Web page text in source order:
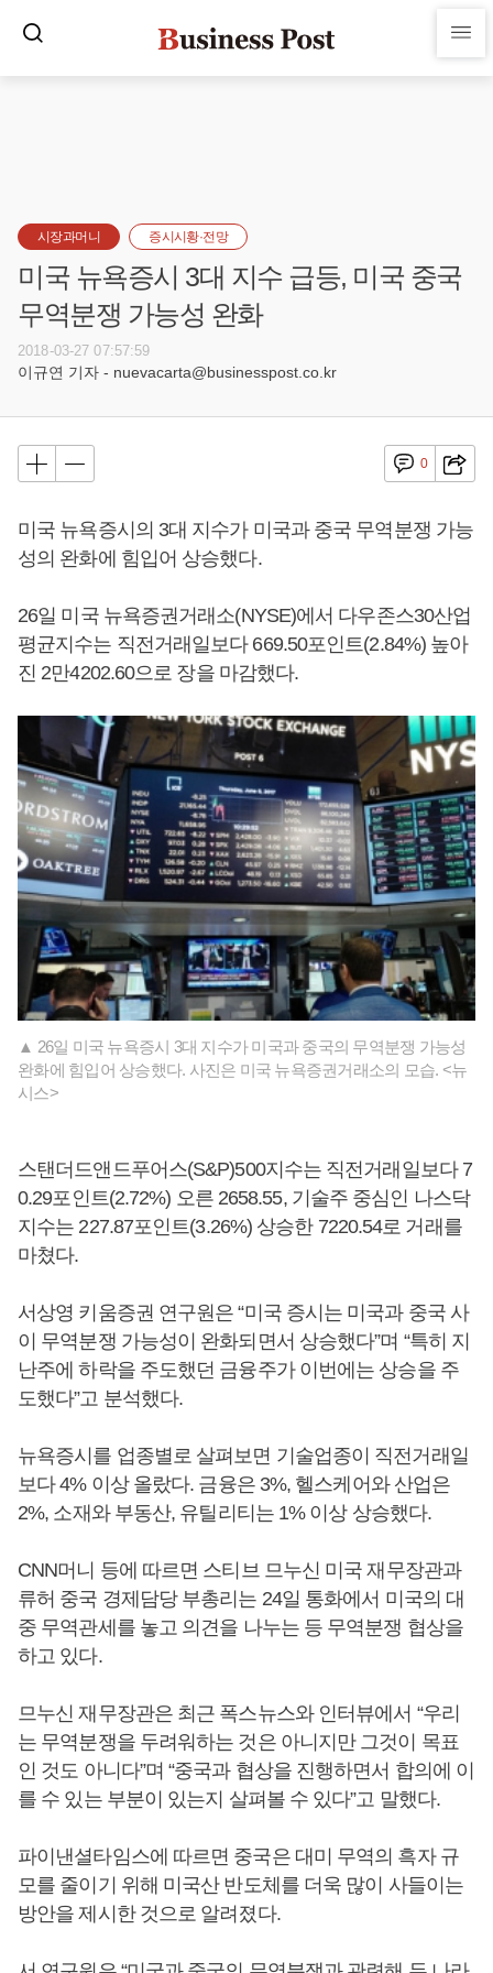
시장과머니 증시시황·전망
미국 뉴욕증시 3대 지수 급등, 미국 중국
무역분쟁 가능성 완화
2018-03-27 07:57:59
이규연 기자 - nuevacarta@businesspost.co.kr
0
미국 뉴욕증시의 3대 지수가 미국과 중국 무역분쟁 가능
성의 완화에 힘입어 상승했다.
26일 미국 뉴욕증권거래소(NYSE)에서 다우존스30산업
평균지수는 직전거래일보다 669.50포인트(2.84%) 높아
진 2만4202.60으로 장을 마감했다.
▲ 26일 미국 뉴욕증시 3대 지수가 미국과 중국의 무역분쟁 가능성
완화에 힘입어 상승했다. 사진은 미국 뉴욕증권거래소의 모습. <뉴
시스>
스탠더드앤드푸어스(S&P)500지수는 직전거래일보다 7
0.29포인트(2.72%) 오른 2658.55, 기술주 중심인 나스닥
지수는 227.87포인트(3.26%) 상승한 7220.54로 거래를
마쳤다.
서상영 키움증권 연구원은 “미국 증시는 미국과 중국 사
이 무역분쟁 가능성이 완화되면서 상승했다”며 “특히 지
난주에 하락을 주도했던 금융주가 이번에는 상승을 주
도했다”고 분석했다.
뉴욕증시를 업종별로 살펴보면 기술업종이 직전거래일
보다 4% 이상 올랐다. 금융은 3%, 헬스케어와 산업은
2%, 소재와 부동산, 유틸리티는 1% 이상 상승했다.
CNN머니 등에 따르면 스티브 므누신 미국 재무장관과
류허 중국 경제담당 부총리는 24일 통화에서 미국의 대
중 무역관세를 놓고 의견을 나누는 등 무역분쟁 협상을
하고 있다.
므누신 재무장관은 최근 폭스뉴스와 인터뷰에서 “우리
는 무역분쟁을 두려워하는 것은 아니지만 그것이 목표
인 것도 아니다”며 “중국과 협상을 진행하면서 합의에 이
를 수 있는 부분이 있는지 살펴볼 수 있다”고 말했다.
파이낸셜타임스에 따르면 중국은 대미 무역의 흑자 규
모를 줄이기 위해 미국산 반도체를 더욱 많이 사들이는
방안을 제시한 것으로 알려졌다.